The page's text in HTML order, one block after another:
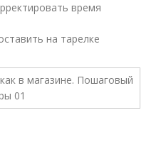
время
на тарелке